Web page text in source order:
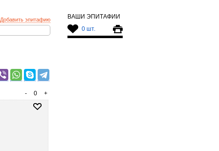
ВАШИ ЭПИТАФИИ
0 шт.
Добавить эпитафию
+
0
-